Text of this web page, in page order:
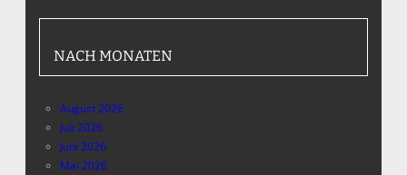
NACH MONATEN
August 2026
Juli 2026
Juni 2026
Mai 2026